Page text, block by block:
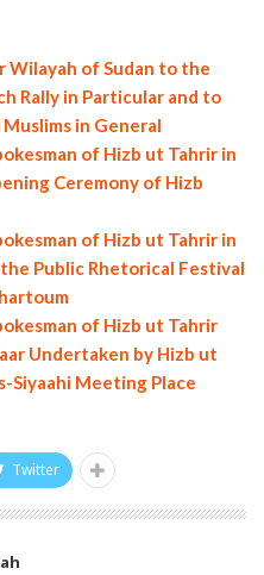
Wilayah of Sudan to the
Rally in Particular and to
in General
of Hizb ut Tahrir in
Ceremony of Hizb
of Hizb ut Tahrir in
Public Rhetorical Festival
of Hizb ut Tahrir
Undertaken by Hizb ut
Siyaahi Meeting Place
Twitter